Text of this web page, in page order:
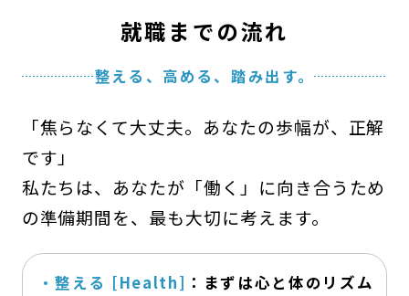
就職までの流れ
整える、高める、踏み出す。
「焦らなくて大丈夫。あなたの歩幅が、正解
です」
私たちは、あなたが「働く」に向き合うため
の準備期間を、最も大切に考えます。
整える [Health] ：まずは心と体のリズム